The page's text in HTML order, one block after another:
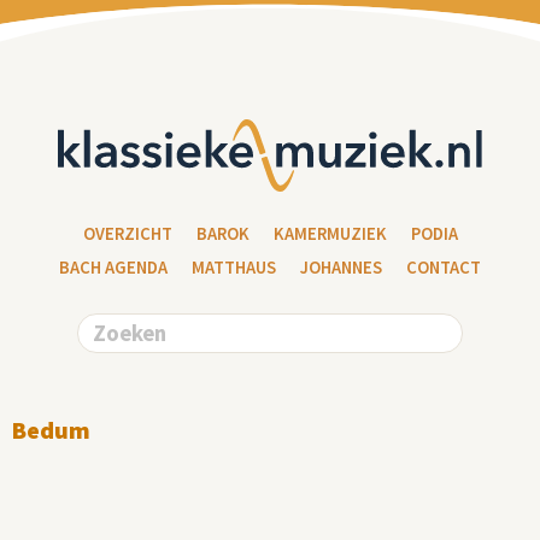
OVERZICHT BAROK KAMERMUZIEK
PODIA
BACH AGENDA
MATTHAUS JOHANNES CONTACT
Bedum